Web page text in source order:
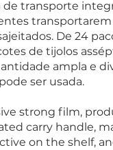
transporte
De 24
de tijolos
ampla e
ser usada.
strong film,
carry handle,
on the shelf,